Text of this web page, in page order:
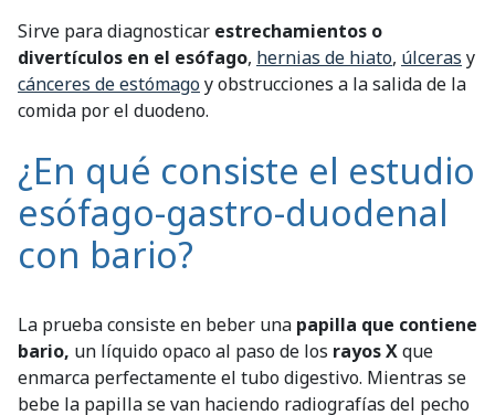
Sirve para diagnosticar estrechamientos o
divertículos en el esófago, hernias de hiato, úlceras y
cánceres de estómagoy obstrucciones a la salida de la
comida por el duodeno.
¿En qué consiste el estudio
esófago-gastro-duodenal
con bario?
La prueba consiste en beber una papilla que contiene
bario, un líquido opaco al paso de los rayos Xque
enmarca perfectamente el tubo digestivo. Mientras se
bebe la papilla se van haciendo radiografías del pecho